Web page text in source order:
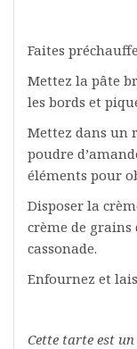
Faites
Mettez la pâte
les bords et
Mettez dans un
poudre
éléments pour
Disposer la
crème de grains
cassonade.
Enfournez et
Cette tarte est